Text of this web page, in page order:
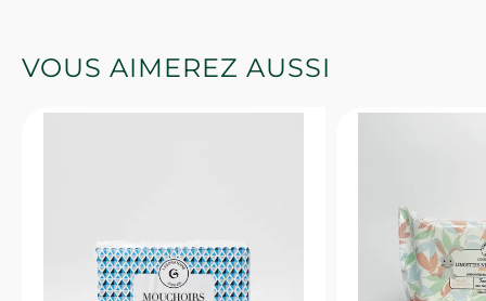
VOUS AIMEREZ AUSSI